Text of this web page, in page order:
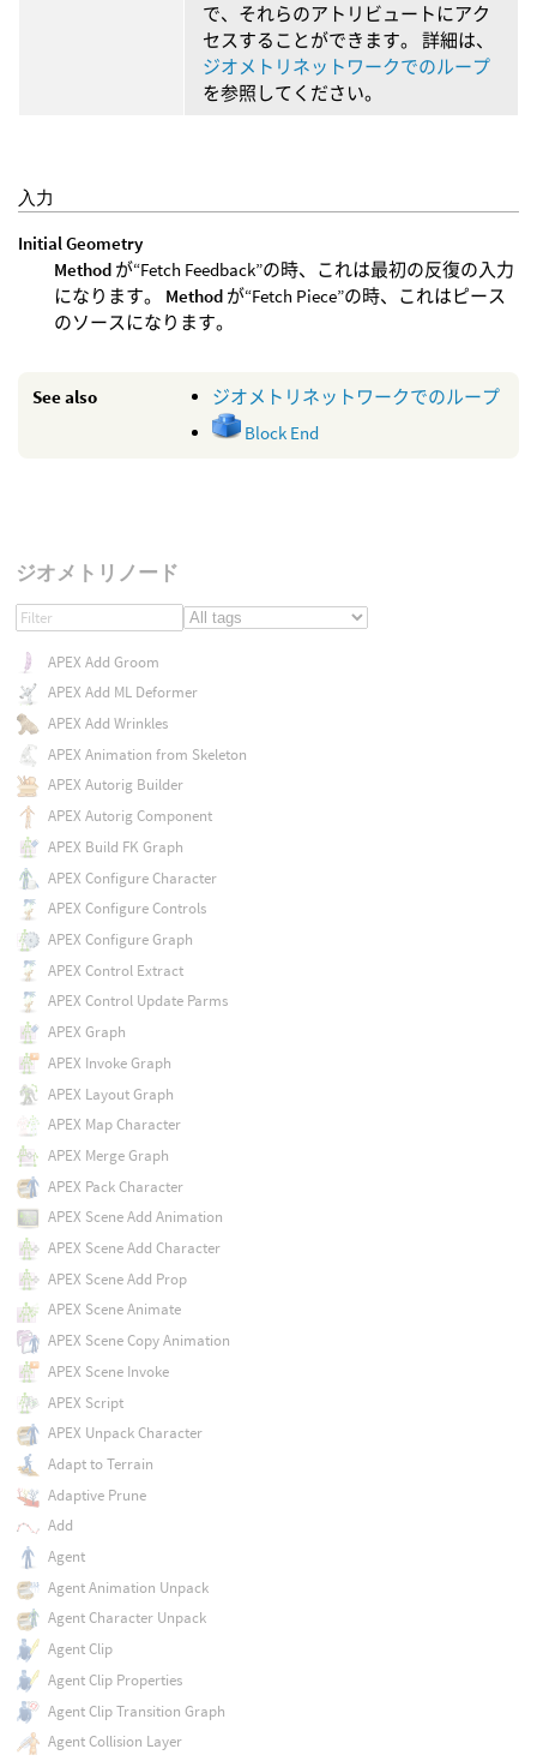
で、それらのアトリビュートにアク
セスすることができます。 詳細は、
ジオメトリネットワークでのループ
を参照してください。
入力
Initial Geometry
Method が“Fetch Feedback”の時、これは最初の反復の入力
になります。 Method が“Fetch Piece”の時、これはピース
のソースになります。
See also
ジオメトリネットワークでのループ
Block End
ジオメトリノード
APEX Add Groom
APEX Add ML Deformer
APEX Add Wrinkles
APEX Animation from Skeleton
APEX Autorig Builder
APEX Autorig Component
APEX Build FK Graph
APEX Configure Character
APEX Configure Controls
APEX Configure Graph
APEX Control Extract
APEX Control Update Parms
APEX Graph
APEX Invoke Graph
APEX Layout Graph
APEX Map Character
APEX Merge Graph
APEX Pack Character
APEX Scene Add Animation
APEX Scene Add Character
APEX Scene Add Prop
APEX Scene Animate
APEX Scene Copy Animation
APEX Scene Invoke
APEX Script
APEX Unpack Character
Adapt to Terrain
Adaptive Prune
Add
Agent
Agent Animation Unpack
Agent Character Unpack
Agent Clip
Agent Clip Properties
Agent Clip Transition Graph
Agent Collision Layer